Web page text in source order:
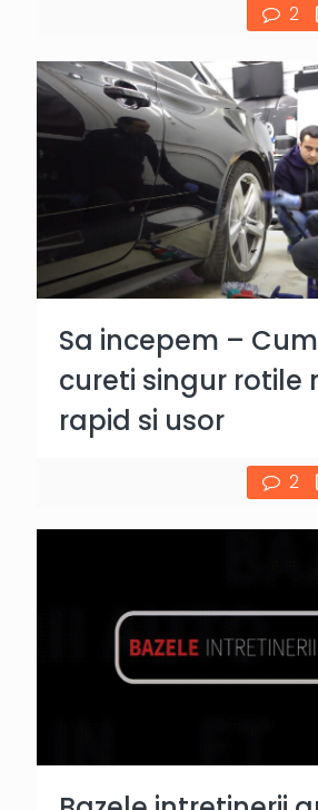
2
Sa incepem –
cureti singur rotile
rapid si usor
2